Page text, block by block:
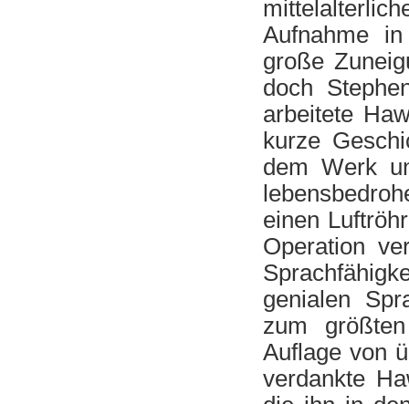
Aufnahme
große
doch
arbeitete
kurze
dem Werk
einen
Operation
genialen
zum
Auflage von
verdankte